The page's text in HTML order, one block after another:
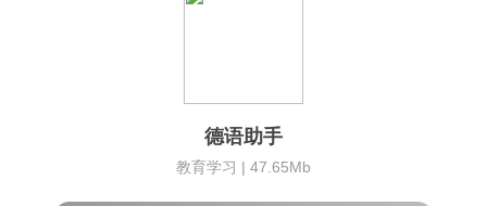
德语助手
教育学习 | 47.65Mb